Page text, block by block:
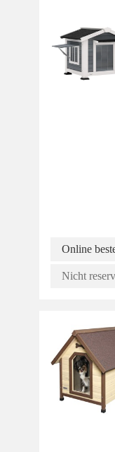
Online
Nicht